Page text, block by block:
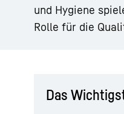
und Hygiene
Rolle für die
Das